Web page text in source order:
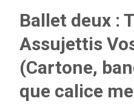
Ballet deux :
Assujettis
(Cartone,
que calice